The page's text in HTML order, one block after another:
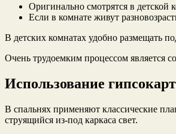
Оригинально смотрятся в детской
Если в комнате живут
В детских комнатах удобно размещать
Очень трудоемким процессом является
Использование
В спальнях применяют классические
струящийся из-под каркаса свет.